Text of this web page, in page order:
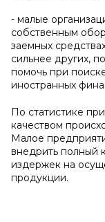
- малые
собственным
заемных
сильнее других,
помочь при
иностранных
По статистике
качеством
Малое
внедрить полный
издержек на
продукции.